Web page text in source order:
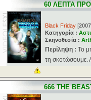
60 ΛΕΠΤΑ
Black Friday [2007
Κατηγορία :
Σκηνοθεσία :
Περίληψη : Το
τη σκοτώσουμε.
666 THE